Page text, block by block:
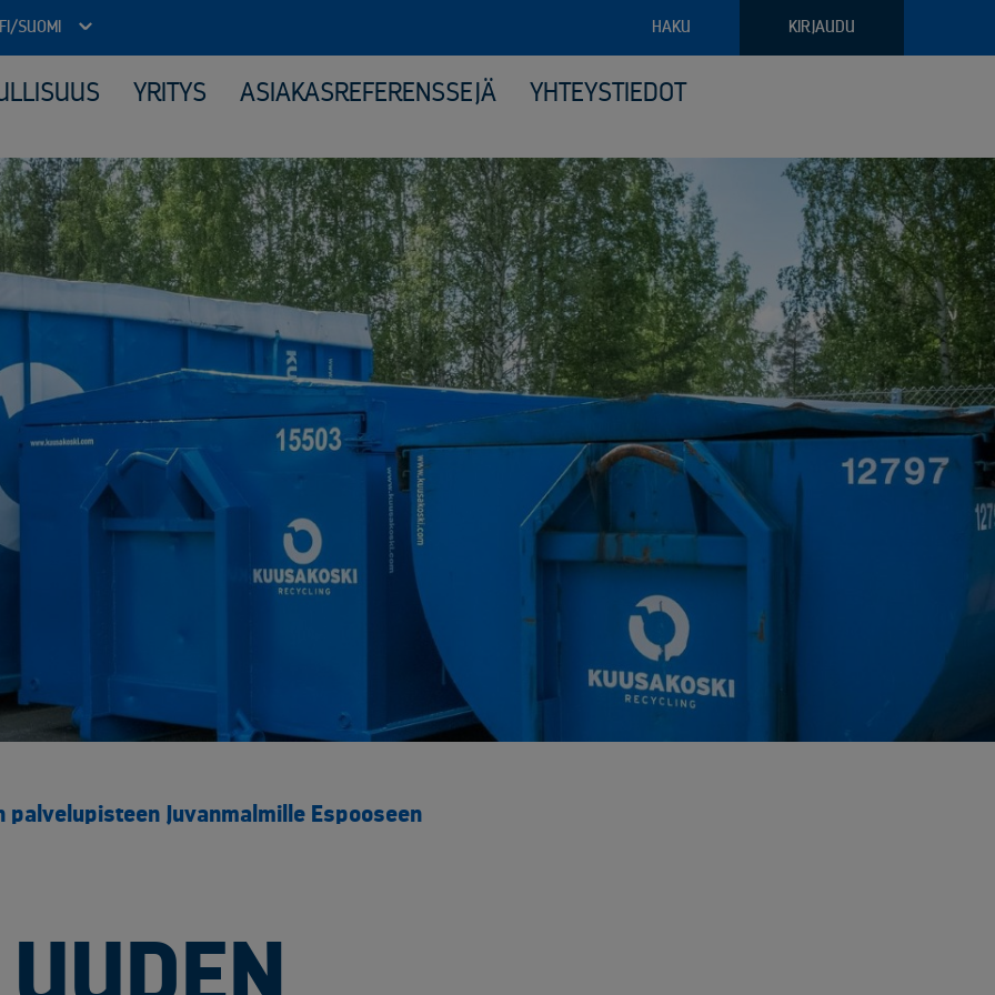
FI/SUOMI KIRJAUDU
HAKU
Arkistojen tyhjennys ja tietoturvatuhous
Autokierrätyspalvelut kunnille
ICT-laitteiden tietoturvallinen uusiokäyttö​
Kiinteähintaiset tuhous- ja kierrätyspaketit
Komposiitin kierrätys
Monipuolinen yhteistyö kunnallisten jäteyhtiöiden kanssa
Räätälöity viranomaisyhteistyö
Valvotut tietoturvatuhoukset
Virkapukujen ja työvaatteiden tietoturvallinen kierrätys
Yliopistot ja tutkimuspalvelut​
Elektroniikan tietoturvalliset kierrätysratkaisut
Kattava raportointi
Keräilyvälineistö
Materiaalien ja arkaluontoisten dokumenttien turvatuhous
Monipuoliset noudon tilausvaihtoehdot
Perusjätehuollon palvelut
Räätälöity palvelu logistiikassa ja keräilyssä
Sähköinen siirtoasiakirjapalvelu
Tuotanto- ja kunnossapitoromun kierrätys
Arkaluontoisten dokumenttien tuhous
Rakennusjätteen vastaanotto
Raportointi
Sähkö ja energia
Asbestijätteen käsittely ja loppusijoitus
Elektroniikan tietoturvaratkaisut
Kaapeleiden kierrätys
Kyllästettyjen pylväiden kierrätys
Metallien käsittely ja kierrätys raaka-aineiksi
YRITYS ASIAKASREFERENSSEJÄ YHTEYSTIEDOT
palvelupisteen Juvanmalmille Espooseen